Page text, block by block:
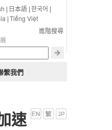
速
| 日本語|한국어 |
|Tiếng Việt
進階搜尋
繫我們